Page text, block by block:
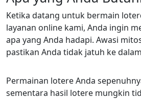
Ketika datang untuk bermain
layanan online kami, Anda ingin
apa yang Anda hadapi. Awasi
pastikan Anda tidak jatuh ke
Permainan lotere Anda
sementara hasil lotere mungkin